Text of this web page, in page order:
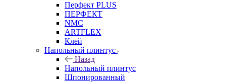
Перфект PLUS
ПЕРФЕКТ
NMC
ARTFLEX
Клей
Напольный плинтус
Назад
Напольный плинтус
Шпонированный